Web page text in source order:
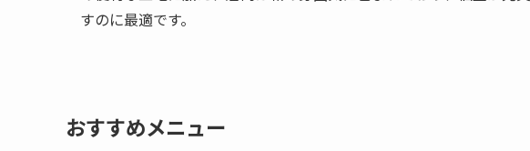
すのに最適です。
おすすめメニュー